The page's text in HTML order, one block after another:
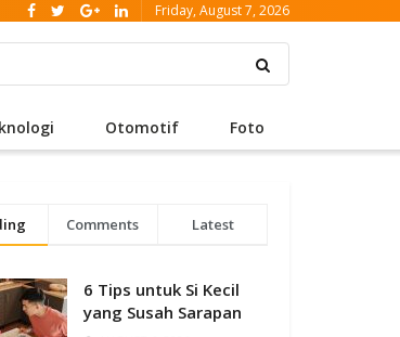
Friday, August 7, 2026
Otomotif Foto
Comments Latest
6 Tips untuk Si Kecil
yang Susah Sarapan